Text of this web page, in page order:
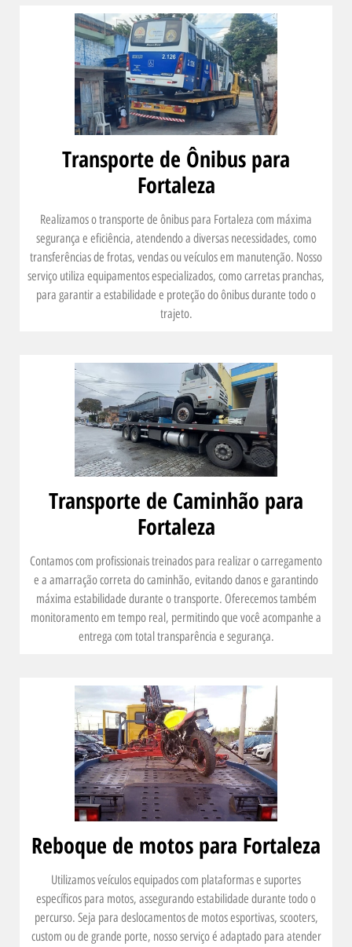
Transporte de Ônibus para
Fortaleza
Realizamos o transporte de ônibus para Fortaleza com máxima
segurança e eficiência, atendendo a diversas necessidades, como
transferências de frotas, vendas ou veículos em manutenção. Nosso
serviço utiliza equipamentos especializados, como carretas pranchas,
para garantir a estabilidade e proteção do ônibus durante todo o
trajeto.
Transporte de Caminhão para
Fortaleza
Contamos com profissionais treinados para realizar o carregamento
e a amarração correta do caminhão, evitando danos e garantindo
máxima estabilidade durante o transporte. Oferecemos também
monitoramento em tempo real, permitindo que você acompanhe a
entrega com total transparência e segurança.
Reboque de motos para Fortaleza
Utilizamos veículos equipados com plataformas e suportes
específicos para motos, assegurando estabilidade durante todo o
percurso. Seja para deslocamentos de motos esportivas, scooters,
custom ou de grande porte, nosso serviço é adaptado para atender